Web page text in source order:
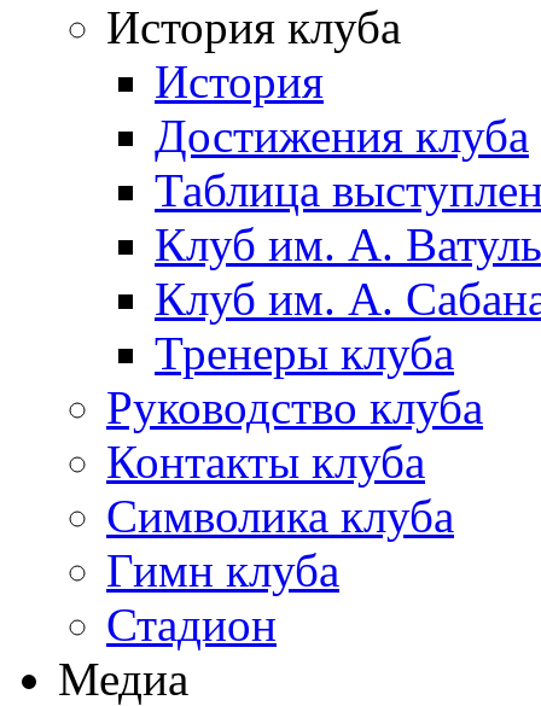
История клуба
История
Достижения клуба
Таблица
Клуб им. А.
Клуб им. А.
Тренеры клуба
Руководство клуба
Контакты клуба
Символика клуба
Гимн клуба
Стадион
Медиа